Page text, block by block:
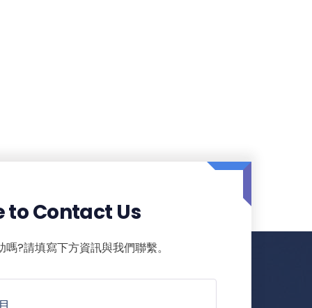
to Contact Us
?請填寫下方資訊與我們聯繫。